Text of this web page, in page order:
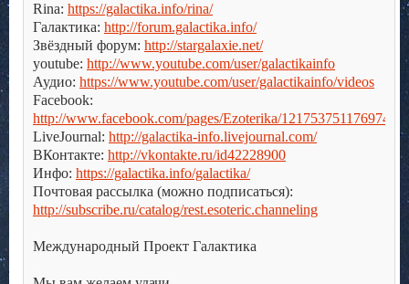
Rina: https://galactika.info/rina/
Галактика: http://forum.galactika.info/
Звёздный форум: http://stargalaxie.net/
youtube: http://www.youtube.com/user/galactikainfo
Аудио: https://www.youtube.com/user/galactikainfo/videos
Facebook:
http://www.facebook.com/pages/Ezoterika/121753751176974
LiveJournal: http://galactika-info.livejournal.com/
ВКонтакте: http://vkontakte.ru/id42228900
Инфо: https://galactika.info/galactika/
Почтовая рассылка (можно подписаться):
http://subscribe.ru/catalog/rest.esoteric.channeling
Международный Проект Галактика